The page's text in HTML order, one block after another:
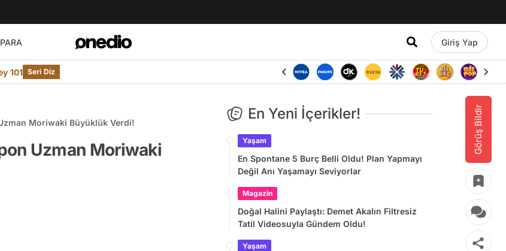
PARA Giriş Yap
101 Seri Diz
Görüş Bildir
Moriwaki Büyüklük Verdi!
Uzman Moriwaki
En Yeni İçerikler!
Yaşam
En Spontane 5 Burç Belli Oldu! Plan Yapmayı
Değil Anı Yaşamayı Seviyorlar
Magazin
Doğal Halini Paylaştı: Demet Akalın Filtresiz
Tatil Videosuyla Gündem Oldu!
Yaşam